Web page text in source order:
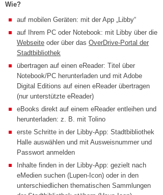
Wie?
auf mobilen Geräten: mit der App „Libby“
auf Ihrem PC oder Notebook: mit Libby über die
Webseite oder über das OverDrive-Portal der
Stadtbibliothek
übertragen auf einen eReader: Titel über
Notebook/PC herunterladen und mit Adobe
Digital Editions auf einen eReader übertragen
(nur unterstützte eReader)
eBooks direkt auf einem eReader entleihen und
herunterladen: z. B. mit Tolino
erste Schritte in der Libby-App: Stadtbibliothek
Halle auswählen und mit Ausweisnummer und
Passwort anmelden
Inhalte finden in der Libby-App: gezielt nach
eMedien suchen (Lupen-Icon) oder in den
unterschiedlichen thematischen Sammlungen